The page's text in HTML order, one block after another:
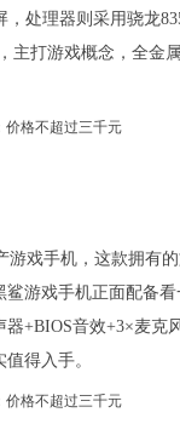
处理器则采用骁龙
主打游戏概念，全
戏手机，这款拥有
游戏手机正面配备
器+BIOS音效+3×麦
得入手。